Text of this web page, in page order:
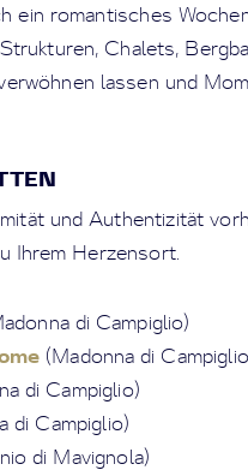
ein romantisches
Chalets,
lassen und
und Authentizität
Ihrem Herzensort.
di Campiglio)
(Madonna di
di Campiglio)
di Campiglio)
di Mavignola)